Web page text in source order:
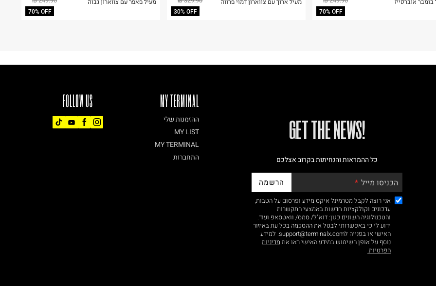
70% OFF
מעיל פאפר עם צווארון גבוה
30% OFF
מעיל ארוך עם צווארון דמוי פרווה
70% OFF
בומבר אוברסייז
FOLLOW US MY TERMINAL
ההזמנות שלי
MY LIST
MY TERMINAL
התחברות
!GET THE NEWS
כל ההמראות והנחיתות בקרוב אצלכם
הכניסו מייל הרשמה
אני רוצה לקבל מטרמינל איקס מידע ופרסום על הטבות,
עדכונים וקולקציות חדשות באמצעי התקשרות
והטכנולוגיה השונים כגון: דוא"ל/ סמס/ וואטסאפ ועוד.
ידוע לי כי באפשרותי לבטל את ההסכמה בכל עת באיזור
האישי או בפנייה לsupport@terminalx.com. למידע
נוסף על אופן השימוש במידע האישי ראו את מדיניות
הפרטיות.